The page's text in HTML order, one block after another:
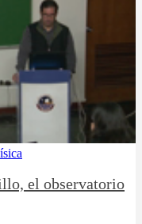
el observatorio